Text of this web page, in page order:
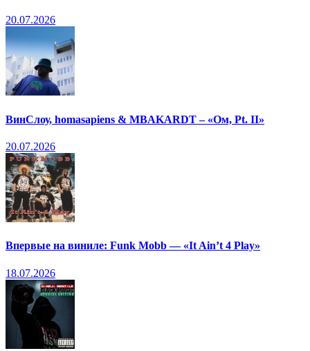
20.07.2026
ВинСлоу, homasapiens & MBAKARDT – «Ом, Pt. II»
20.07.2026
Впервые на виниле: Funk Mobb — «It Ain’t 4 Play»
18.07.2026